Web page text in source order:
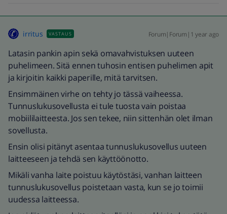
irritus VASTAUS Forum|Forum|1 year ago
Latasin pankin apin sekä omavahvistuksen uuteen
puhelimeen. Sitä ennen tuhosin entisen puhelimen apit
ja kirjoitin kaikki paperille, mitä tarvitsen.
Ensimmäinen virhe on tehty jo tässä vaiheessa.
Tunnuslukusovellusta ei tule tuosta vain poistaa
mobiililaitteesta. Jos sen tekee, niin sittenhän olet ilman
sovellusta.
Ensin olisi pitänyt asentaa tunnuslukusovellus uuteen
laitteeseen ja tehdä sen käyttöönotto.
Mikäli vanha laite poistuu käytöstäsi, vanhan laitteen
tunnuslukusovellus poistetaan vasta, kun se jo toimii
uudessa laitteessa.